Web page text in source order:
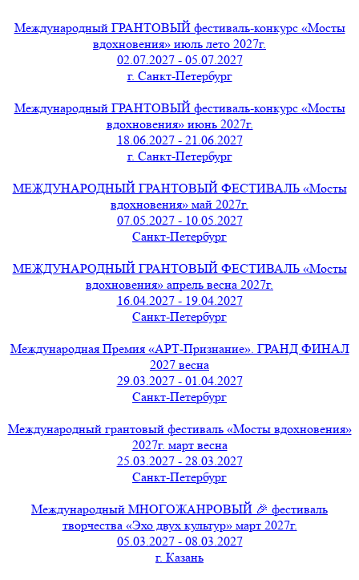
Международный ГРАНТОВЫЙ фестиваль-конкурс «Мосты
вдохновения» июль лето 2027г.
02.07.2027 - 05.07.2027
г. Санкт-Петербург
Международный ГРАНТОВЫЙ фестиваль-конкурс «Мосты
вдохновения» июнь 2027г.
18.06.2027 - 21.06.2027
г. Санкт-Петербург
МЕЖДУНАРОДНЫЙ ГРАНТОВЫЙ ФЕСТИВАЛЬ «Мосты
вдохновения» май 2027г.
07.05.2027 - 10.05.2027
Санкт-Петербург
МЕЖДУНАРОДНЫЙ ГРАНТОВЫЙ ФЕСТИВАЛЬ «Мосты
вдохновения» апрель весна 2027г.
16.04.2027 - 19.04.2027
Санкт-Петербург
Международная Премия «АРТ-Признание». ГРАНД ФИНАЛ
2027 весна
29.03.2027 - 01.04.2027
Санкт-Петербург
Международный грантовый фестиваль «Мосты вдохновения»
2027г. март весна
25.03.2027 - 28.03.2027
Санкт-Петербург
Международный МНОГОЖАНРОВЫЙ 🎉 фестиваль
творчества «Эхо двух культур» март 2027г.
05.03.2027 - 08.03.2027
г. Казань